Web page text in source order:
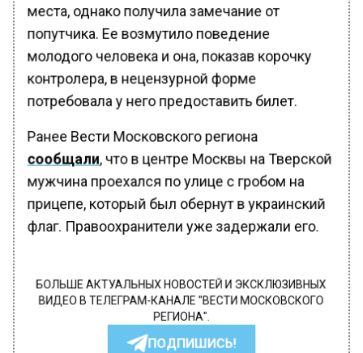
места, однако получила замечание от
попутчика. Ее возмутило поведение
молодого человека и она, показав корочку
контролера, в нецензурной форме
потребовала у него предоставить билет.
Ранее Вести Московского региона
сообщали, что в центре Москвы на Тверской
мужчина проехался по улице с гробом на
прицепе, который был обернут в украинский
флаг. Правоохранители уже задержали его.
БОЛЬШЕ АКТУАЛЬНЫХ НОВОСТЕЙ И ЭКСКЛЮЗИВНЫХ
ВИДЕО В ТЕЛЕГРАМ-КАНАЛЕ "ВЕСТИ МОСКОВСКОГО
РЕГИОНА".
ПОДПИШИСЬ!